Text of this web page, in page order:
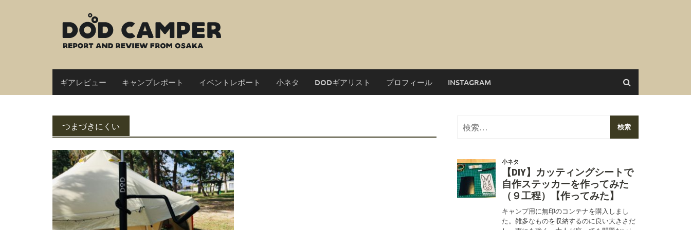
ギアレビュー キャンプレポート イベントレポート 小ネタ DODギアリスト プロフィール INSTAGRAM
つまづきにくい
検
索: